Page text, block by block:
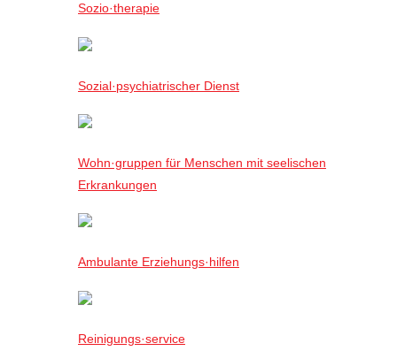
Sozio·therapie
Sozial·psychiatrischer Dienst
Wohn·gruppen für Menschen mit seelischen
Erkrankungen
Ambulante Erziehungs·hilfen
Reinigungs·service